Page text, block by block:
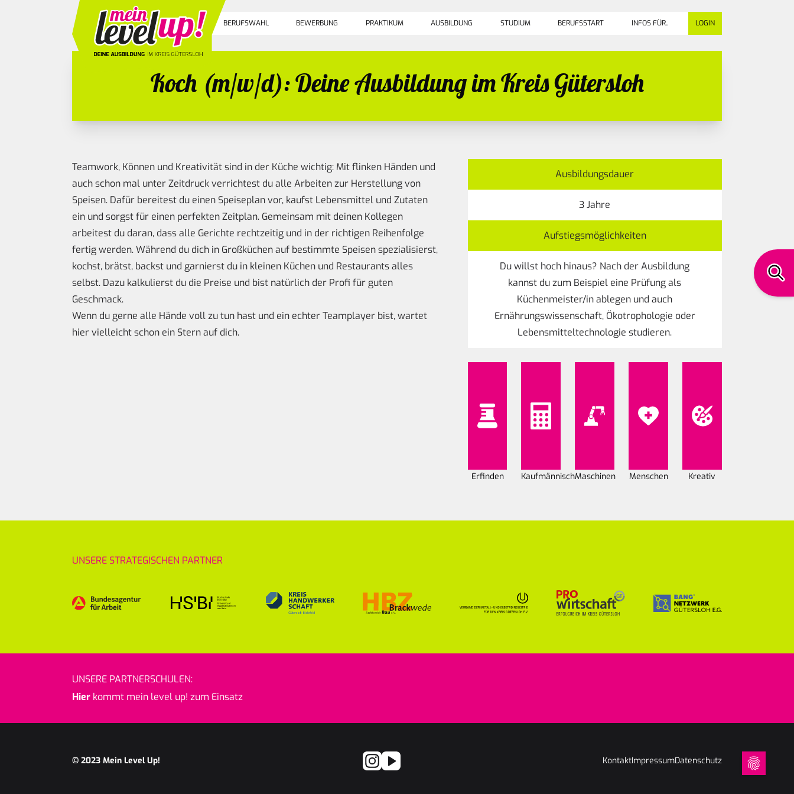
BERUFSWAHL BEWERBUNG PRAKTIKUM AUSBILDUNG STUDIUM BERUFSSTART INFOS FÜR.. LOGIN
Koch (m/w/d): Deine Ausbildung im Kreis Gütersloh
Teamwork, Können und Kreativität sind in der Küche wichtig: Mit flinken Händen und
auch schon mal unter Zeitdruck verrichtest du alle Arbeiten zur Herstellung von
Speisen. Dafür bereitest du einen Speiseplan vor, kaufst Lebensmittel und Zutaten
ein und sorgst für einen perfekten Zeitplan. Gemeinsam mit deinen Kollegen
arbeitest du daran, dass alle Gerichte rechtzeitig und in der richtigen Reihenfolge
fertig werden. Während du dich in Großküchen auf bestimmte Speisen spezialisierst,
kochst, brätst, backst und garnierst du in kleinen Küchen und Restaurants alles
selbst. Dazu kalkulierst du die Preise und bist natürlich der Profi für guten
Geschmack.
Wenn du gerne alle Hände voll zu tun hast und ein echter Teamplayer bist, wartet
hier vielleicht schon ein Stern auf dich.
Ausbildungsdauer
3 Jahre
Aufstiegsmöglichkeiten
Du willst hoch hinaus? Nach der Ausbildung
kannst du zum Beispiel eine Prüfung als
Küchenmeister/in ablegen und auch
Ernährungswissenschaft, Ökotrophologie oder
Lebensmitteltechnologie studieren.
Erfinden KaufmännischMaschinen Menschen Kreativ
UNSERE STRATEGISCHEN PARTNER
UNSERE PARTNERSCHULEN:
Hier kommt mein level up! zum Einsatz
KontaktImpressumDatenschutz
© 2023 Mein Level Up!